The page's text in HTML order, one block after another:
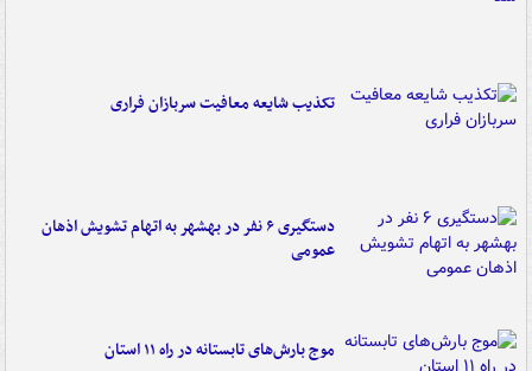
تکذیب شایعه معافیت سربازان فراری
دستگیری ۶ نفر در بهشهر به اتهام تشویش اذهان
عمومی
موج بارش‌های تابستانه در راه ۱۱ استان